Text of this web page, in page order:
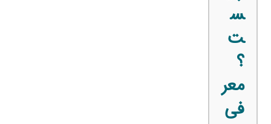
س
ت
؟
معر
فی